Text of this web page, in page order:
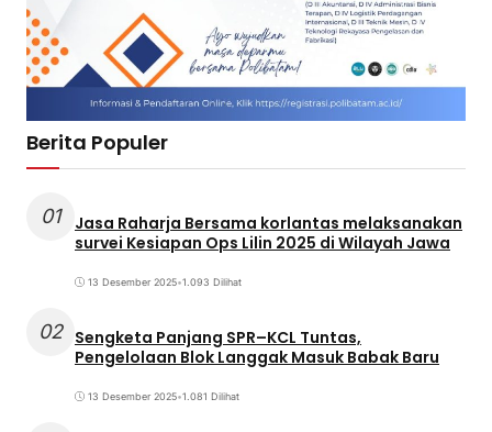
Berita Populer
01
Jasa Raharja Bersama korlantas melaksanakan
survei Kesiapan Ops Lilin 2025 di Wilayah Jawa
13 Desember 2025•1.093 Dilihat
02 Sengketa Panjang SPR–KCL Tuntas,
Pengelolaan Blok Langgak Masuk Babak Baru
13 Desember 2025•1.081 Dilihat